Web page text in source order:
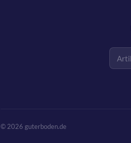
© 2026 guterboden.de